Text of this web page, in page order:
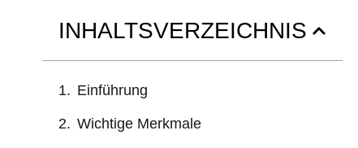
INHALTSVERZEICHNIS
Einführung
Wichtige Merkmale